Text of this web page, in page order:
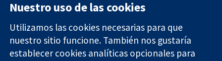
11-13 Cavendish
Square
Contacto
Noticias
Nuestro uso de las cookies
Utilizamos las cookies necesarias para que
nuestro sitio funcione. También nos gustaría
establecer cookies analíticas opcionales para